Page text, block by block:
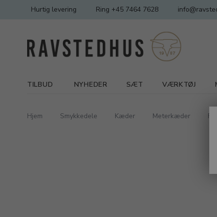
Hurtig levering Ring +45 7464 7628
TILBUD NYHEDER SÆT VÆRKTØJ
Hjem Smykkedele Kæder Meterkæder